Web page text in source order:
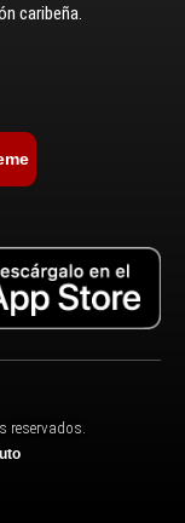
caribeña.
reservados.